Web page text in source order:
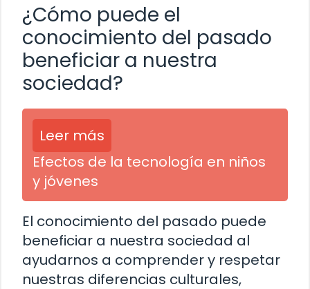
¿Cómo puede el
conocimiento del pasado
beneficiar a nuestra
sociedad?
Leer más
Efectos de la tecnología en niños
y jóvenes
El conocimiento del pasado puede
beneficiar a nuestra sociedad al
ayudarnos a comprender y respetar
nuestras diferencias culturales,